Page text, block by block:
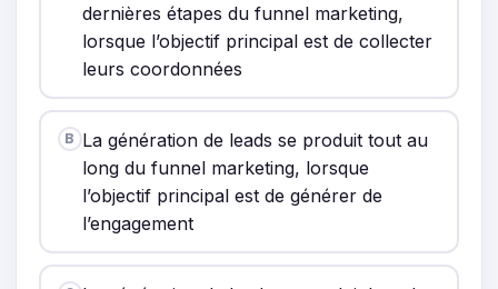
dernières étapes du funnel marketing,
lorsque l’objectif principal est de collecter
leurs coordonnées
B La génération de leads se produit tout au
long du funnel marketing, lorsque
l’objectif principal est de générer de
l’engagement